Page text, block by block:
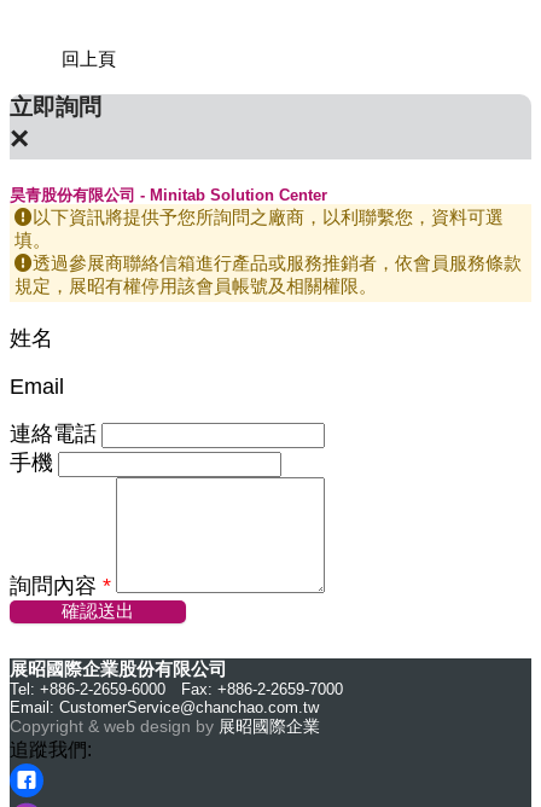
回上頁
立即詢問
×
昊青股份有限公司 - Minitab Solution Center
以下資訊將提供予您所詢問之廠商，以利聯繫您，資料可選
填。
透過參展商聯絡信箱進行產品或服務推銷者，依會員服務條款
規定，展昭有權停用該會員帳號及相關權限。
姓名
Email
連絡電話
手機
詢問內容 *
確認送出
展昭國際企業股份有限公司
Tel: +886-2-2659-6000 Fax: +886-2-2659-7000
Email: CustomerService@chanchao.com.tw
Copyright & web design by 展昭國際企業
追蹤我們: